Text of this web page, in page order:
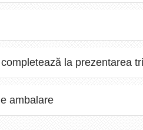
la prezentarea
ambalare